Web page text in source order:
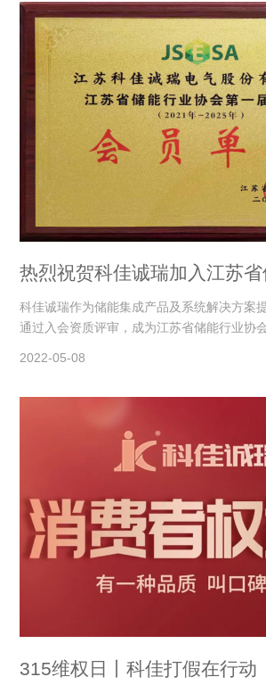
热烈祝贺科佳诚瑞加入江苏
科佳诚瑞作为储能集成产品及系统解决方案
通过入会资质评审，成为江苏省储能行业协
2022-05-08
315维权日丨科佳打假在行动